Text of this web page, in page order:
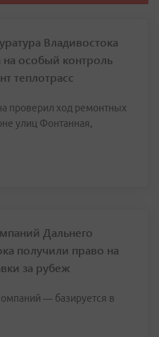
Владивостока
на особый контроль
теплотрасс
проверил ход ремонтных
улиц Фонтанная,
Дальнего
получили право на
за рубеж
— базируется в